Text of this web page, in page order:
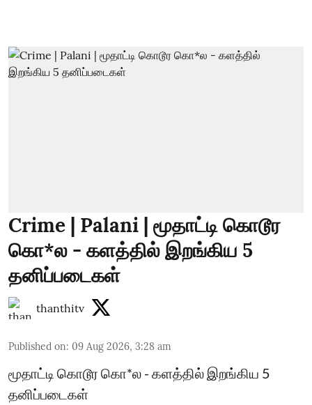
Crime | Palani | மூதாட்டி கொடூர
கொ*ல - களத்தில் இறங்கிய 5
தனிப்படைகள்
thanthitv
Published on: 09 Aug 2026, 3:28 am
மூதாட்டி கொடூர கொ*ல - களத்தில் இறங்கிய 5
தனிப்படைகள்